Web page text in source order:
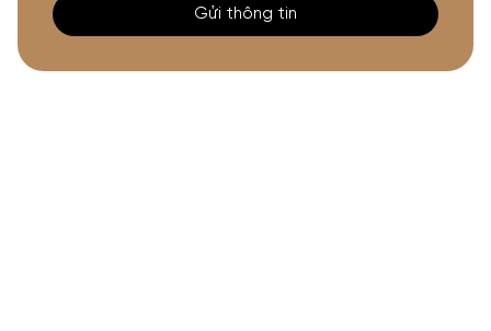
Gửi thông tin